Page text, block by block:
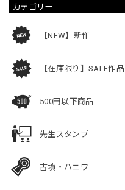
カテゴリー
【NEW】新作
【在庫限り】SALE作品
500円以下商品
先生スタンプ
古墳・ハニワ